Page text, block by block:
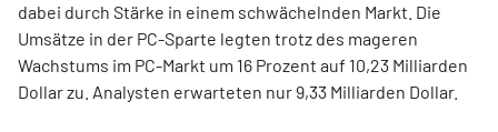
dabei durch Stärke in einem schwächelnden Markt. Die
Umsätze in der PC-Sparte legten trotz des mageren
Wachstums im PC-Markt um 16 Prozent auf 10,23 Milliarden
Dollar zu. Analysten erwarteten nur 9,33 Milliarden Dollar.